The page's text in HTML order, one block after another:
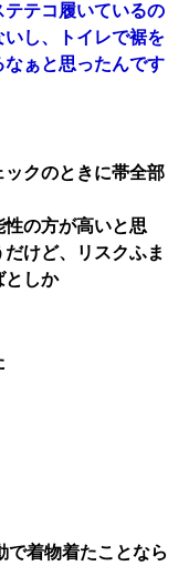
テコ履いているの
し、トイレで裾を
ぁと思ったんです
クのときに帯全部
の方が高いと思
けど、リスクふま
としか
で着物着たことなら